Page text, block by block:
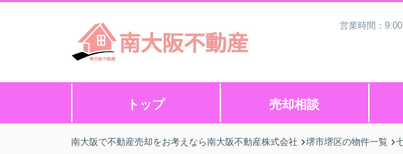
営業時間：
トップ 売却相談
南大阪で不動産売却をお考えなら南大阪不動産株式会社 堺市堺区の物件一覧